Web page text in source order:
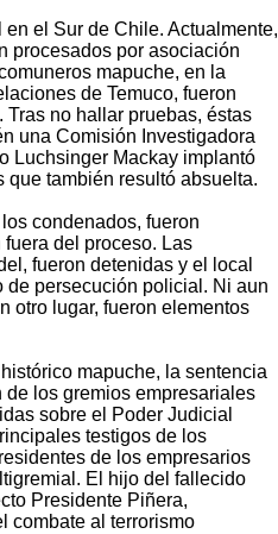
el Sur de Chile. Actualmente,
procesados por asociación
mapuche, en la
de Temuco, fueron
no hallar pruebas, éstas
una Comisión Investigadora
Luchsinger Mackay implantó
también resultó absuelta.
condenados, fueron
del proceso. Las
fueron detenidas y el local
de persecución policial. Ni aun
otro lugar, fueron elementos
mapuche, la sentencia
los gremios empresariales
sobre el Poder Judicial
testigos de los
de los empresarios
El hijo del fallecido
Presidente Piñera,
combate al terrorismo